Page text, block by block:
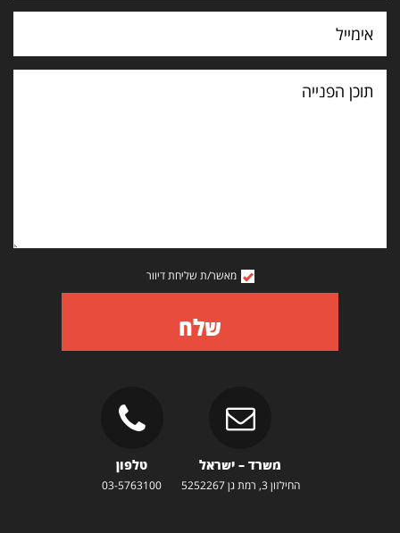
תוכן
הפנייה
מאשר/ת שליחת דיוור
שלח
משרד – ישראל
החילזון 3, רמת גן 5252267
טלפון
03-5763100